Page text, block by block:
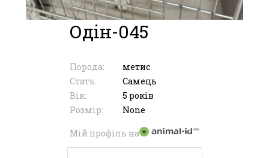
Одін-045
Порода:
Стать:
Вік:
Розмір:
метис
Самець
5 років
None
Мій профіль на